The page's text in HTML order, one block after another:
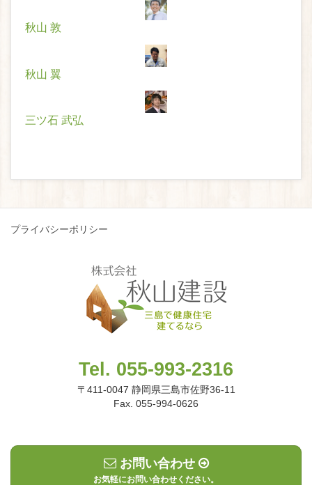
秋山 敦
秋山 翼
三ツ石 武弘
プライバシーポリシー
Tel. 055-993-2316
〒411-0047 静岡県三島市佐野36-11
Fax. 055-994-0626
お問い合わせ
お気軽にお問い合わせください。